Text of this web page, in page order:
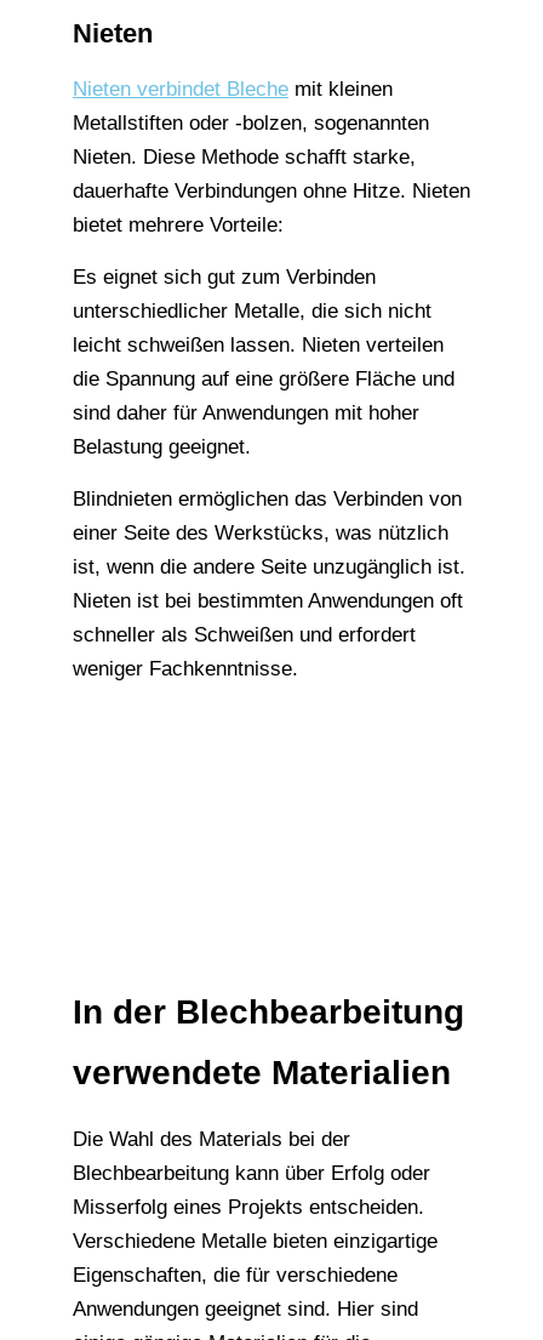
Nieten
Nieten verbindet Bleche mit kleinen
Metallstiften oder -bolzen, sogenannten
Nieten. Diese Methode schafft starke,
dauerhafte Verbindungen ohne Hitze. Nieten
bietet mehrere Vorteile:
Es eignet sich gut zum Verbinden
unterschiedlicher Metalle, die sich nicht
leicht schweißen lassen. Nieten verteilen
die Spannung auf eine größere Fläche und
sind daher für Anwendungen mit hoher
Belastung geeignet.
Blindnieten ermöglichen das Verbinden von
einer Seite des Werkstücks, was nützlich
ist, wenn die andere Seite unzugänglich ist.
Nieten ist bei bestimmten Anwendungen oft
schneller als Schweißen und erfordert
weniger Fachkenntnisse.
In der Blechbearbeitung
verwendete Materialien
Die Wahl des Materials bei der
Blechbearbeitung kann über Erfolg oder
Misserfolg eines Projekts entscheiden.
Verschiedene Metalle bieten einzigartige
Eigenschaften, die für verschiedene
Anwendungen geeignet sind. Hier sind